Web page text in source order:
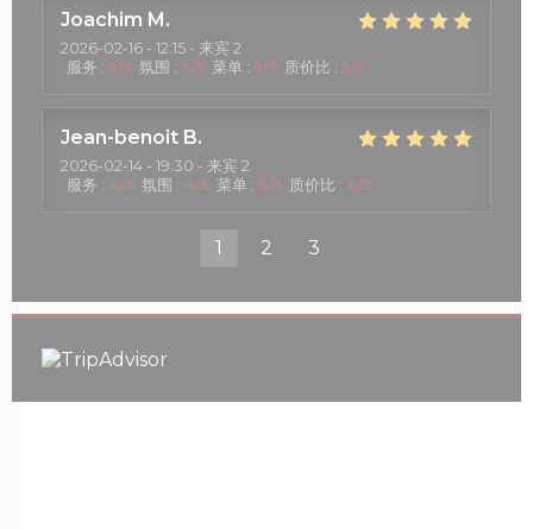
Joachim M
2026-02-16 - 12:15 - 来宾 2
服务 : 5/5 氛围 : 5/5 菜单 : 5/5 质价比 : 5/5
Jean-benoit B
2026-02-14 - 19:30 - 来宾 2
服务 : 4/5 氛围 : 4/5 菜单 : 5/5 质价比 : 4/5
1 2 3